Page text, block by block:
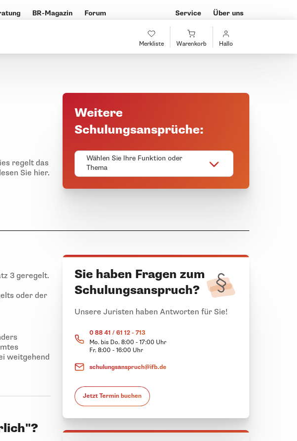
Merkliste Warenkorb Hallo
BR-Magazin Forum Service Über uns
regelt das
Sie hier.
Weitere
Schulungsansprüche:
Wählen Sie Ihre Funktion oder
Thema
3 geregelt.
oder der
weitgehend
Sie haben Fragen zum
Schulungsanspruch?
Unsere Juristen haben Antworten für Sie!
0 88 41 / 61 12 - 713
Mo. bis Do. 8:00 - 17:00 Uhr
Fr. 8:00 - 16:00 Uhr
schulungsanspruch@ifb.de
Jetzt Termin buchen